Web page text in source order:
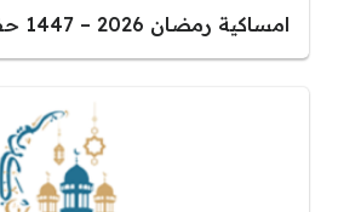
امساكية رمضان 2026 – 1447 حفر الباطن